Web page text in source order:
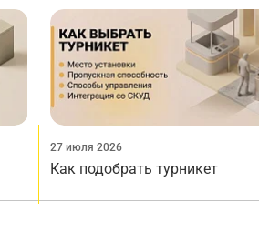
27 июля 2026
Как подобрать турникет